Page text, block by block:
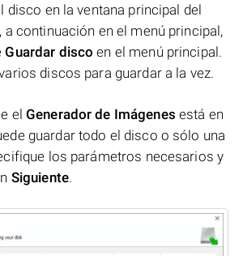
disco en la ventana principal del
a continuación en el menú principal,
Guardar disco en el menú principal.
discos para guardar a la vez.
el Generador de Imágenes está en
guardar todo el disco o sólo una
los parámetros necesarios y
Siguiente.